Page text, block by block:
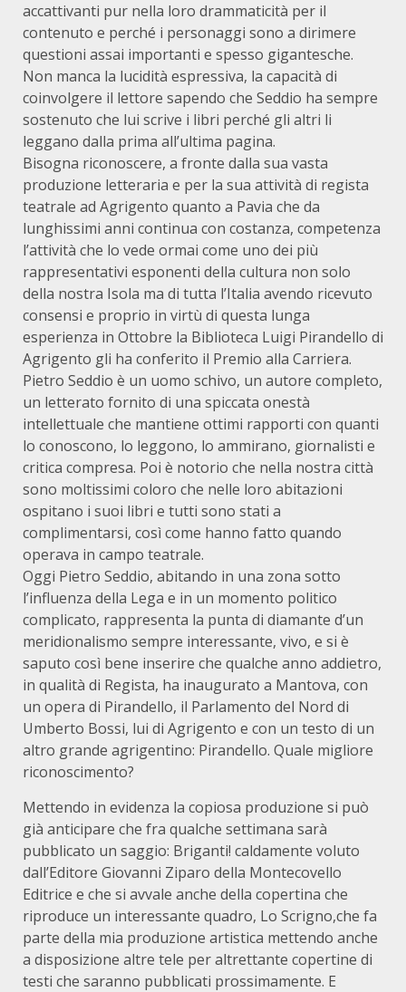
accattivanti pur nella loro drammaticità per il
contenuto e perché i personaggi sono a dirimere
questioni assai importanti e spesso gigantesche.
Non manca la lucidità espressiva, la capacità di
coinvolgere il lettore sapendo che Seddio ha sempre
sostenuto che lui scrive i libri perché gli altri li
leggano dalla prima all’ultima pagina.
Bisogna riconoscere, a fronte dalla sua vasta
produzione letteraria e per la sua attività di regista
teatrale ad Agrigento quanto a Pavia che da
lunghissimi anni continua con costanza, competenza
l’attività che lo vede ormai come uno dei più
rappresentativi esponenti della cultura non solo
della nostra Isola ma di tutta l’Italia avendo ricevuto
consensi e proprio in virtù di questa lunga
esperienza in Ottobre la Biblioteca Luigi Pirandello di
Agrigento gli ha conferito il Premio alla Carriera.
Pietro Seddio è un uomo schivo, un autore completo,
un letterato fornito di una spiccata onestà
intellettuale che mantiene ottimi rapporti con quanti
lo conoscono, lo leggono, lo ammirano, giornalisti e
critica compresa. Poi è notorio che nella nostra città
sono moltissimi coloro che nelle loro abitazioni
ospitano i suoi libri e tutti sono stati a
complimentarsi, così come hanno fatto quando
operava in campo teatrale.
Oggi Pietro Seddio, abitando in una zona sotto
l’influenza della Lega e in un momento politico
complicato, rappresenta la punta di diamante d’un
meridionalismo sempre interessante, vivo, e si è
saputo così bene inserire che qualche anno addietro,
in qualità di Regista, ha inaugurato a Mantova, con
un opera di Pirandello, il Parlamento del Nord di
Umberto Bossi, lui di Agrigento e con un testo di un
altro grande agrigentino: Pirandello. Quale migliore
riconoscimento?
Mettendo in evidenza la copiosa produzione si può
già anticipare che fra qualche settimana sarà
pubblicato un saggio: Briganti! caldamente voluto
dall’Editore Giovanni Ziparo della Montecovello
Editrice e che si avvale anche della copertina che
riproduce un interessante quadro, Lo Scrigno,che fa
parte della mia produzione artistica mettendo anche
a disposizione altre tele per altrettante copertine di
testi che saranno pubblicati prossimamente. E